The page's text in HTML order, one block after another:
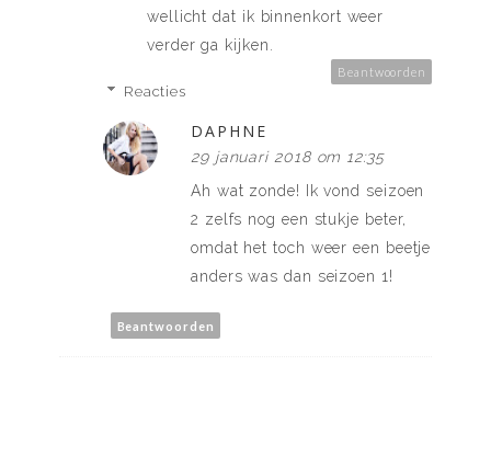
wellicht dat ik binnenkort weer
verder ga kijken.
Beantwoorden
Reacties
DAPHNE
29 januari 2018 om 12:35
Ah wat zonde! Ik vond seizoen
2 zelfs nog een stukje beter,
omdat het toch weer een beetje
anders was dan seizoen 1!
Beantwoorden